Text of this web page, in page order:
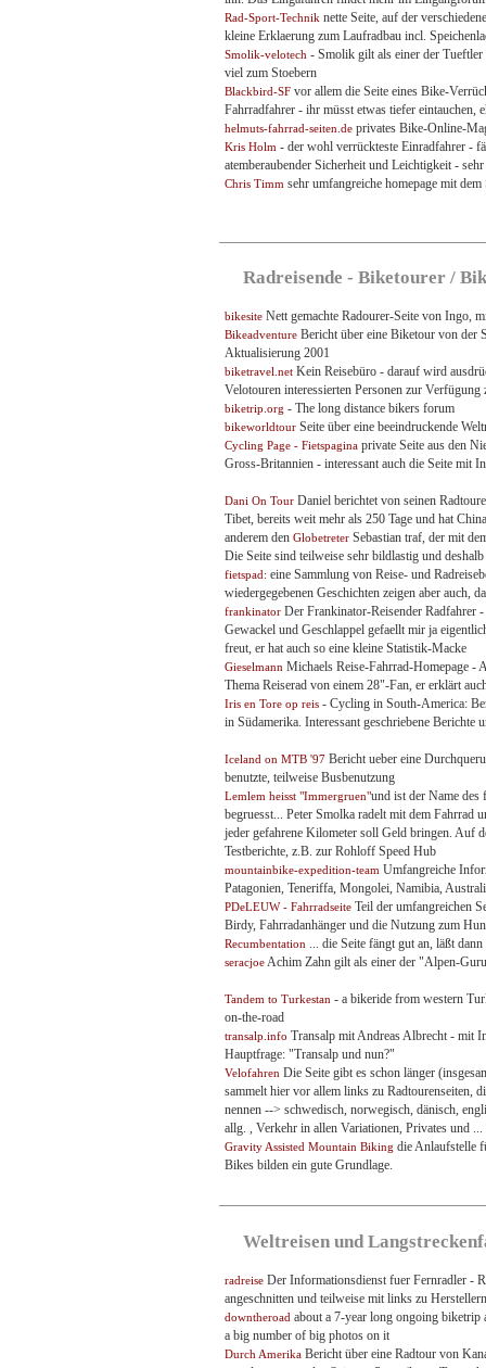
Rad-Sport-Technik nette Seite, auf der
kleine Erklaerung zum Laufradbau incl.
Smolik-velotech - Smolik gilt als einer der Tueftler
viel zum Stoebern
Blackbird-SF vor allem die Seite eines Bike-
Fahrradfahrer - ihr müsst etwas tiefer eintauchen,
helmuts-fahrrad-seiten.de privates Bike-Online-
Kris Holm - der wohl verrückteste Einradfahrer -
atemberaubender Sicherheit und Leichtigkeit -
Chris Timm sehr umfangreiche homepage mit
Radreisende - Biketourer /
bikesite Nett gemachte Radourer-Seite von Ingo,
Bikeadventure Bericht über eine Biketour von der
Aktualisierung 2001
biketravel.net Kein Reisebüro - darauf wird
Velotouren interessierten Personen zur
biketrip.org - The long distance bikers forum
bikeworldtour Seite über eine beeindruckende
Cycling Page - Fietspagina private Seite aus den
Gross-Britannien - interessant auch die Seite mit
Dani On Tour Daniel berichtet von seinen
Tibet, bereits weit mehr als 250 Tage und hat
anderem den Globetreter Sebastian traf, der mit
Die Seite sind teilweise sehr bildlastig und
fietspad: eine Sammlung von Reise- und
wiedergegebenen Geschichten zeigen aber auch,
frankinator Der Frankinator-Reisender Radfahrer
Gewackel und Geschlappel gefaellt mir ja
freut, er hat auch so eine kleine Statistik-Macke
Gieselmann Michaels Reise-Fahrrad-Homepage -
Thema Reiserad von einem 28"-Fan, er erklärt
Iris en Tore op reis - Cycling in South-America:
in Südamerika. Interessant geschriebene Berichte
Iceland on MTB '97 Bericht ueber eine
benutzte, teilweise Busbenutzung
Lemlem heisst "Immergruen"und ist der Name des
begruesst... Peter Smolka radelt mit dem Fahrrad
jeder gefahrene Kilometer soll Geld bringen. Auf
Testberichte, z.B. zur Rohloff Speed Hub
mountainbike-expedition-team Umfangreiche
Patagonien, Teneriffa, Mongolei, Namibia,
PDeLEUW - Fahrradseite Teil der umfangreichen
Birdy, Fahrradanhänger und die Nutzung zum
Recumbentation ... die Seite fängt gut an, läßt
seracjoeAchim Zahn gilt als einer der "Alpen-
Tandem to Turkestan - a bikeride from western
on-the-road
transalp.info Transalp mit Andreas Albrecht - mit
Hauptfrage: "Transalp und nun?"
Velofahren Die Seite gibt es schon länger
sammelt hier vor allem links zu Radtourenseiten,
nennen --> schwedisch, norwegisch, dänisch,
allg. , Verkehr in allen Variationen, Privates und ...
Gravity Assisted Mountain Biking die Anlaufstelle
Bikes bilden ein gute Grundlage.
Weltreisen und
radreise Der Informationsdienst fuer Fernradler -
angeschnitten und teilweise mit links zu Herstellern
downtheroad about a 7-year long ongoing biketrip
a big number of big photos on it
Durch Amerika Bericht über eine Radtour von